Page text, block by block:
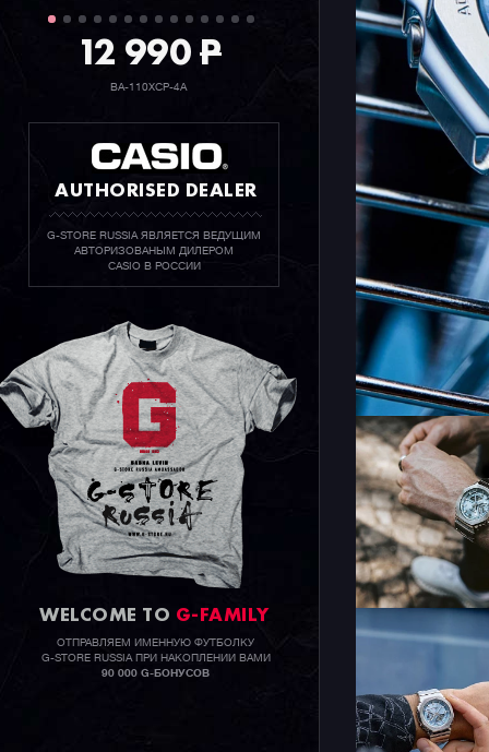
12 990P
BA-110XCP-4A
AUTHORISED DEALER
G-STORE RUSSIA ЯВЛЯЕТСЯ ВЕДУЩИМ
АВТОРИЗОВАНЫМ ДИЛЕРОМ
CASIO В РОССИИ
WELCOME TO G-FAMILY
ОТПРАВЛЯЕМ ИМЕННУЮ ФУТБОЛКУ
G-STORE RUSSIA ПРИ НАКОПЛЕНИИ ВАМИ
90 000 G-БОНУСОВ